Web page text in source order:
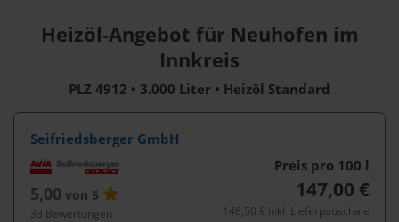
Heizöl-Angebot für Neuhofen im
Innkreis
PLZ 4912 • 3.000 Liter • Heizöl Standard
Seifriedsberger GmbH
5,00 von 5
33 Bewertungen
Preis pro 100 l
147,00 €
148,50 € inkl. Lieferpauschale